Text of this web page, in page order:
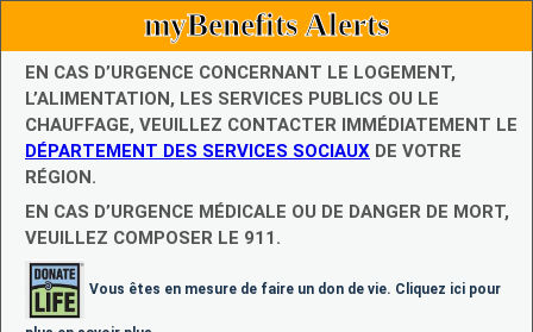
myBenefits Alerts
EN CAS D’URGENCE CONCERNANT LE LOGEMENT,
L’ALIMENTATION, LES SERVICES PUBLICS OU LE
CHAUFFAGE, VEUILLEZ CONTACTER IMMÉDIATEMENT LE
DÉPARTEMENT DES SERVICES SOCIAUX DE VOTRE
RÉGION.
EN CAS D’URGENCE MÉDICALE OU DE DANGER DE MORT,
VEUILLEZ COMPOSER LE 911.
Vous êtes en mesure de faire un don de vie. Cliquez ici pour